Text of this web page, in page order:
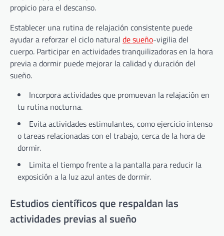
propicio para el descanso.
Establecer una rutina de relajación consistente puede
ayudar a reforzar el ciclo natural de sueño-vigilia del
cuerpo. Participar en actividades tranquilizadoras en la hora
previa a dormir puede mejorar la calidad y duración del
sueño.
Incorpora actividades que promuevan la relajación en
tu rutina nocturna.
Evita actividades estimulantes, como ejercicio intenso
o tareas relacionadas con el trabajo, cerca de la hora de
dormir.
Limita el tiempo frente a la pantalla para reducir la
exposición a la luz azul antes de dormir.
Estudios científicos que respaldan las
actividades previas al sueño